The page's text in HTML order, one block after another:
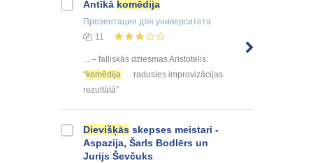
Antīkā komēdija
Презентация для университета
11
... – falliskās dziesmas Aristotelis:
“komēdija
radusies improvizācijas
rezultātā”
Dievišķās skepses meistari -
Aspazija, Šarls Bodlērs un
Jurijs Ševčuks